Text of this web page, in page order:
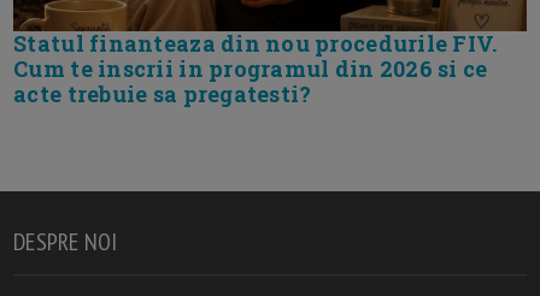
Statul finanteaza din nou procedurile FIV.
Cum te inscrii in programul din 2026 si ce
acte trebuie sa pregatesti?
DESPRE NOI